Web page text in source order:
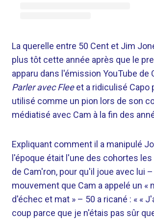
La querelle entre 50 Cent et Jim
plus tôt cette année après que le
apparu dans l'émission YouTube de
Parler avec Fleeet a ridiculisé Capo
utilisé comme un pion lors de son
médiatisé avec Cam à la fin des
Expliquant comment il a manipulé
l'époque était l'une des cohortes
de Cam'ron, pour qu'il joue avec lui
mouvement que Cam a appelé un «
d'échec et mat » – 50 a ricané : « «
coup parce que je n'étais pas sûr